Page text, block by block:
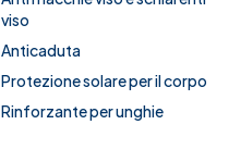
viso
Anticaduta
Protezione solare per il corpo
Rinforzante per unghie